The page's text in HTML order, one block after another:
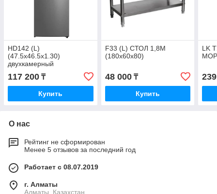
HD142 (L)
(47.5x46.5x1.30)
двухкамерный
холодильник (Графит)
ЧЕРНЫЙ
117 200 ₸
Купить
F33 (L) СТОЛ 1,8М
(180х60х80)
48 000₸
Купить
LK
О нас
Рейтинг не сформирован
Менее 5 отзывов за последний год
Работает с 08.07.2019
г. Алматы
Алматы, Казахстан